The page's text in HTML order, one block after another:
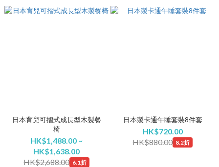
日本育兒可摺式成長型木製餐
椅
HK$1,488.00 ~
HK$1,638.00
HK$2,688.00 6.1折
日本製卡通午睡套裝8件套
HK$720.00
HK$880.00 8.2折